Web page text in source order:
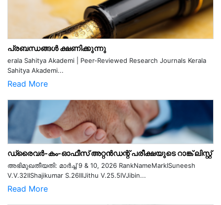
പ്രബന്ധങ്ങൾ ക്ഷണിക്കുന്നു
erala Sahitya Akademi | Peer-Reviewed Research Journals Kerala
Sahitya Akademi...
Read More
ഡ്രൈവർ-കം-ഓഫീസ് അറ്റൻഡന്റ് പരീക്ഷയുടെ റാങ്ക് ലിസ്റ്റ്
അഭിമുഖതീയതി: മാർച്ച് 9 & 10, 2026 RankNameMarkISuneesh
V.V.32IIShajikumar S.26IIIJithu V.25.5IVJibin...
Read More